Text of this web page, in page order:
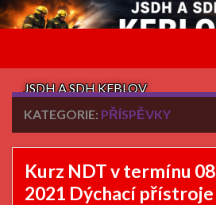
JSDH A SDH KEBLOV
KATEGORIE: PŘÍSPĚVKY
Kurz NDT v termínu
2021 Dýchací přístroje